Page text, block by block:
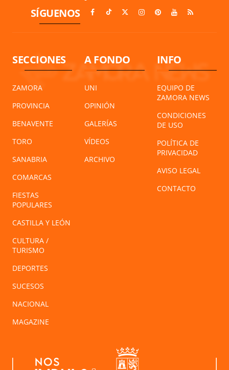
SÍGUENOS
SECCIONES
ZAMORA
PROVINCIA
BENAVENTE
TORO
SANABRIA
COMARCAS
FIESTAS
POPULARES
CASTILLA Y LEÓN
CULTURA /
TURISMO
DEPORTES
SUCESOS
NACIONAL
MAGAZINE
A FONDO
UNI
OPINIÓN
GALERÍAS
VÍDEOS
ARCHIVO
INFO
EQUIPO DE
ZAMORA NEWS
CONDICIONES
DE USO
POLÍTICA DE
PRIVACIDAD
AVISO LEGAL
CONTACTO